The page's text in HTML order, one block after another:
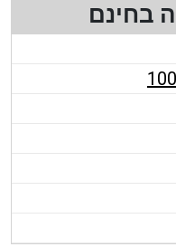
בחינם